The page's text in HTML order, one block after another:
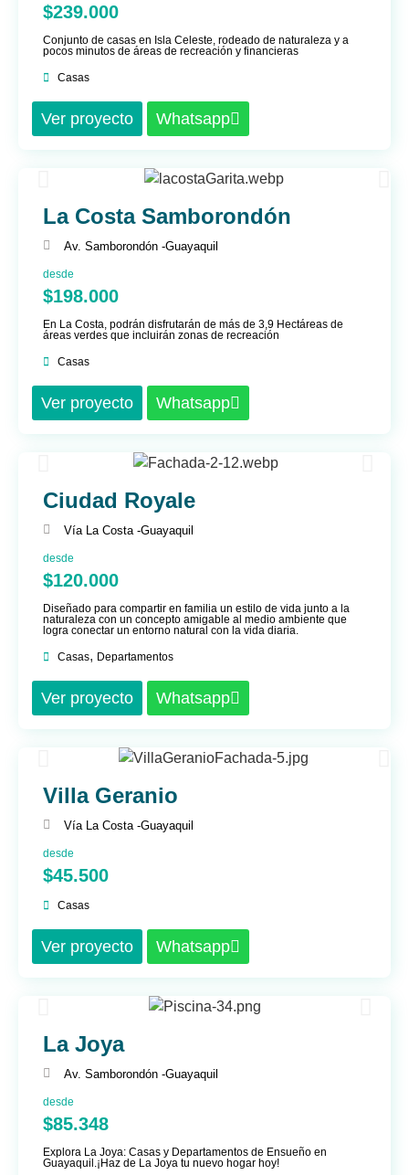
$239.000
Conjunto de casas en Isla Celeste, rodeado de naturaleza y a
pocos minutos de áreas de recreación y financieras
Casas
Ver proyecto Whatsapp
La Costa Samborondón
Av. Samborondón -Guayaquil
desde
$198.000
En La Costa, podrán disfrutarán de más de 3,9 Hectáreas de
áreas verdes que incluirán zonas de recreación
Casas
Ver proyecto Whatsapp
Ciudad Royale
Vía La Costa -Guayaquil
desde
$120.000
Diseñado para compartir en familia un estilo de vida junto a la
naturaleza con un concepto amigable al medio ambiente que
logra conectar un entorno natural con la vida diaria.
Casas, Departamentos
Ver proyecto Whatsapp
Villa Geranio
Vía La Costa -Guayaquil
desde
$45.500
Casas
Ver proyecto Whatsapp
La Joya
Av. Samborondón -Guayaquil
desde
$85.348
Explora La Joya: Casas y Departamentos de Ensueño en
Guayaquil.¡Haz de La Joya tu nuevo hogar hoy!